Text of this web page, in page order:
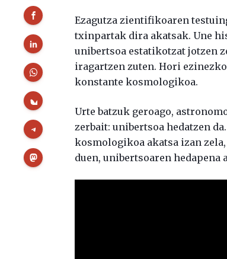
Ezagutza zientifikoaren
txinpartak dira akatsak. Une
unibertsoa estatikotzat jotzen
iragartzen zuten. Hori
konstante kosmologikoa.
Urte batzuk geroago,
zerbait: unibertsoa hedatzen
kosmologikoa akatsa izan
duen, unibertsoaren hedapena